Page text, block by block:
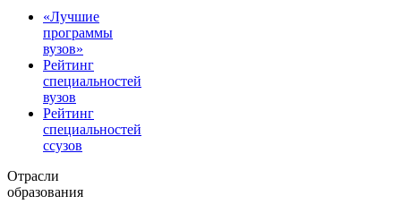
«Лучшие
программы
вузов»
Рейтинг
специальностей
вузов
Рейтинг
специальностей
ссузов
Отрасли
образования